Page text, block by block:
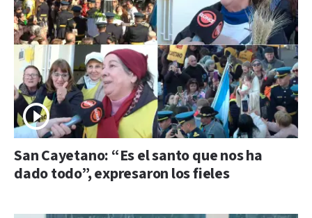
San Cayetano: “Es el santo que nos ha
dado todo”, expresaron los fieles